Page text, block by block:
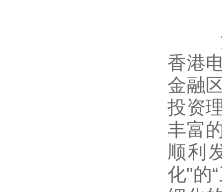
深
香港
金融
投资
丰富
顺利
化"的